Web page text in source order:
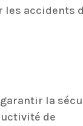
les accidents
la
de